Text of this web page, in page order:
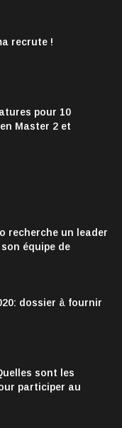
recrute !
pour 10
Master 2 et
recherche un leader
équipe de
dossier à fournir
sont les
participer au